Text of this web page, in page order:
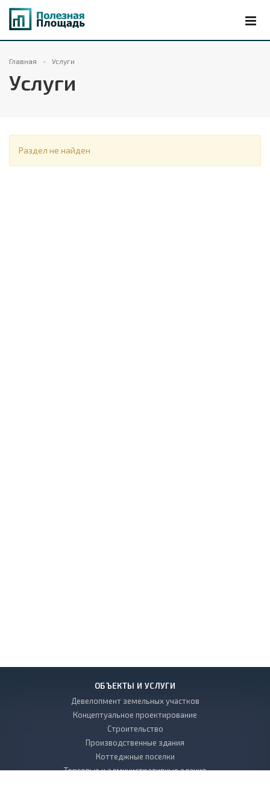
Главная Услуги
Услуги
Раздел не найден
ОБЪЕКТЫ И УСЛУГИ
Девелопмент земельных участков
Концептуальное проектирование
Строительство
Производственные здания
Коттеджные поселки
Торговые и административные здания